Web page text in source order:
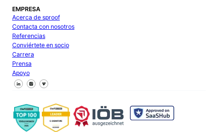
EMPRESA
Acerca de sproof
Contacta con nosotros
Referencias
Conviértete en socio
Carrera
Prensa
Apoyo
Síguenos en Facebook
Síguenos en X
Síguenos en LinkedIn